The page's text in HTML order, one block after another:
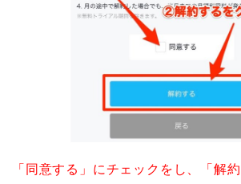
「同意する」にチェックをし、「解